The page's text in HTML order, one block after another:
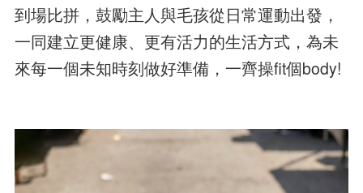
到場比拼，鼓勵主人與毛孩從日常運動出發，
一同建立更健康、更有活力的生活方式，為未
來每一個未知時刻做好準備，一齊操fit個body!